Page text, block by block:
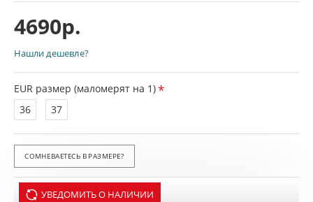
4690р.
EUR размер (маломерят на 1)
36
37
УВЕДОМИТЬ О НАЛИЧИИ
Нашли дешевле?
СОМНЕВАЕТЕСЬ В РАЗМЕРЕ?